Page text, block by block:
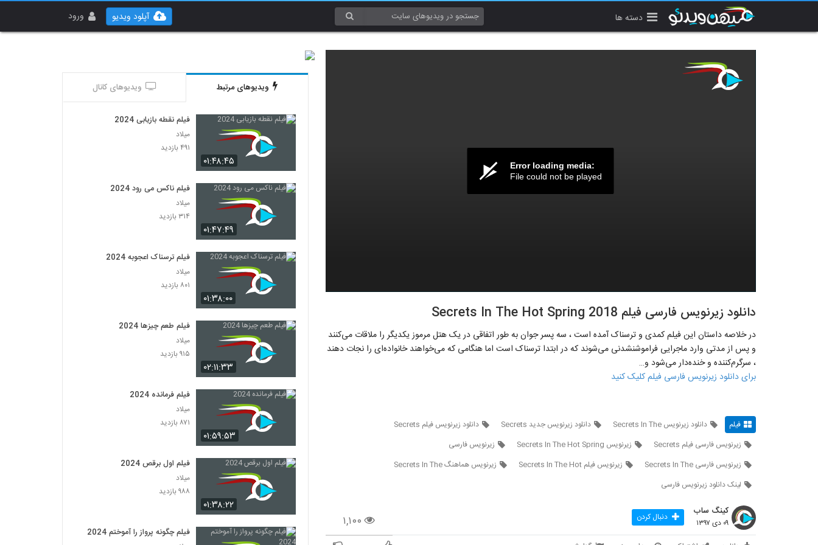
دسته ها ورود آپلود ویدیو
Error loading media:
File could not be played
دانلود زیرنویس فارسی فیلم Secrets In The Hot Spring 2018
در خلاصه داستان این فیلم کمدی و ترسناک آمده است ، سه پسر جوان به طور اتفاقی در یک هتل مرموز یکدیگر را ملاقات می‌کنند
و پس از مدتی وارد ماجرایی فراموش‎نشدنی می‌شوند که در ابتدا ترسناک است اما هنگامی که می‌خواهند خانواده‌ای را نجات دهند
، سرگرم‌کننده و خنده‌دار می‌شود و…
برای دانلود زیرنویس فارسی فیلم کلیک کنید
فیلم دانلود زیرنویس Secrets In The دانلود زیرنویس جدید Secrets
دانلود زیرنویس فیلم Secrets
زيرنويس فارسی فيلم Secrets
زیرنویس Secrets In The Hot Spring
زیرنویس فارسی
زیرنویس فارسی Secrets In The
زیرنویس فیلم Secrets In The Hot
زیرنویس هماهنگ Secrets In The
لينک دانلود زيرنويس فارسی
۱,۱۰۰
کینگ ساب
۰۹ دی ۱۳۹۷ دنبال کردن
ویدیوهای مرتبط ویدیوهای کانال
۰۱:۴۸:۴۵
فیلم نقطه بازیابی 2024
میلاد
۴۹۱ بازدید
۰۱:۴۷:۴۹
فیلم ناکس می رود 2024
میلاد
۳۱۴ بازدید
۰۱:۳۸:۰۰
فیلم ترسناک اعجوبه 2024
میلاد
۸۰۱ بازدید
۰۲:۱۱:۳۳
فیلم طعم چیزها 2024
میلاد
۹۱۵ بازدید
۰۱:۵۹:۵۳
فیلم فرمانده 2024
میلاد
۸۷۱ بازدید
۰۱:۳۸:۲۲
فیلم اول برقص 2024
میلاد
۹۸۸ بازدید
فیلم چگونه پرواز را آموختم 2024